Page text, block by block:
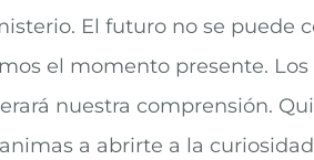
El futuro no se puede
el momento presente. Los
nuestra comprensión.
a abrirte a la